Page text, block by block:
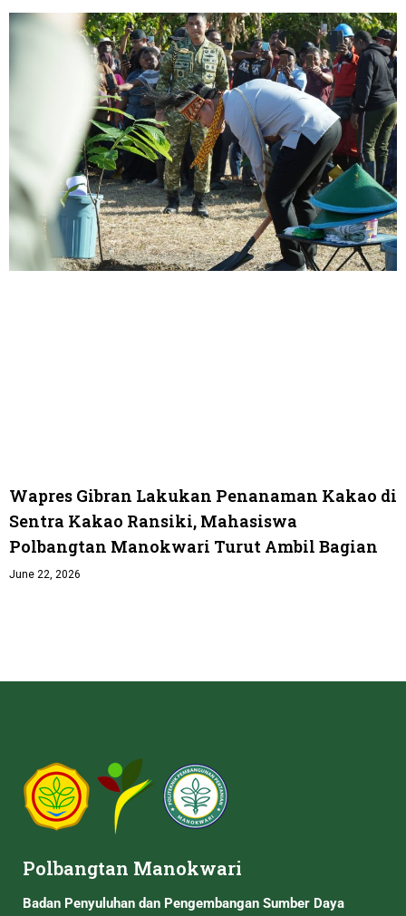
Wapres Gibran Lakukan Penanaman Kakao di
Sentra Kakao Ransiki, Mahasiswa
Polbangtan Manokwari Turut Ambil Bagian
June 22, 2026
Polbangtan Manokwari
Badan Penyuluhan dan Pengembangan Sumber Daya